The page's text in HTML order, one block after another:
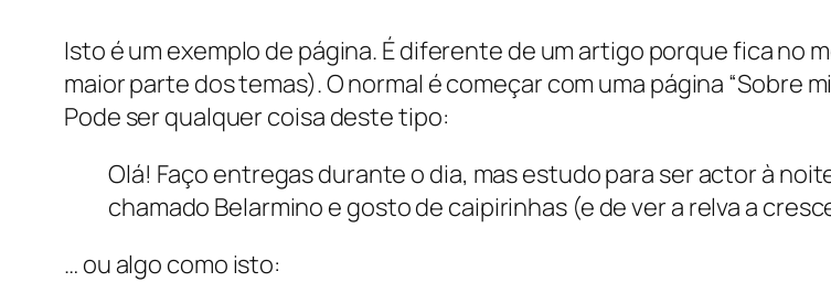
Isto é um exemplo de página. É diferente de um artigo porque fica no
maior parte dos temas). O normal é começar com uma página “Sobre
Pode ser qualquer coisa deste tipo:
Olá! Faço entregas durante o dia, mas estudo para ser actor à
chamado Belarmino e gosto de caipirinhas (e de ver a relva a
… ou algo como isto: